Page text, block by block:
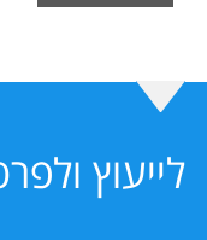
לייעוץ